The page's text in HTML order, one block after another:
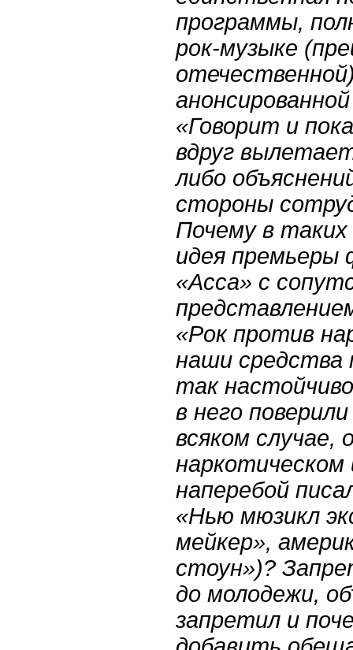
программы,
рок-музыке
«Говорит и
вдруг
либо
стороны
Почему в таких
идея премьеры
«Асса» с
«Рок против
наши средства
так
в него
всяком случае,
наперебой
«Нью мюзикл
мейкер»,
стоун»)?
до молодежи,
запретил и